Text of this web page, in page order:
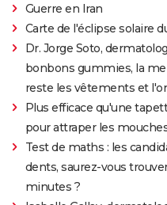
Guerre en Iran
Carte de l'éclipse solaire
Dr. Jorge Soto,
bonbons gummies, la
reste les vêtements et
Plus efficace qu'une
pour attraper les
Test de maths : les
dents, saurez-vous
minutes ?